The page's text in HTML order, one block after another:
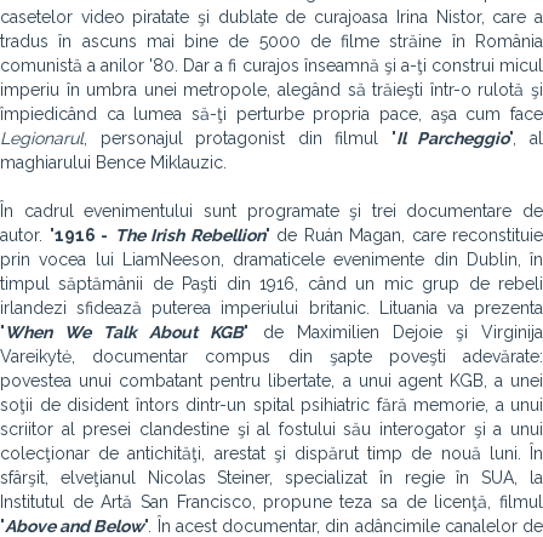
casetelor video piratate şi dublate de curajoasa Irina Nistor, care a
tradus în ascuns mai bine de 5000 de filme străine în România
comunistă a anilor '80. Dar a fi curajos înseamnă şi a-ţi construi micul
imperiu în umbra unei metropole, alegând să trăieşti într-o rulotă şi
împiedicând ca lumea să-ţi perturbe propria pace, aşa cum face
Legionarul, personajul protagonist din filmul "Il Parcheggio", al
maghiarului Bence Miklauzic.
În cadrul evenimentului sunt programate şi trei documentare de
autor. "1916 - The Irish Rebellion" de Ruán Magan, care reconstituie
prin vocea lui LiamNeeson, dramaticele evenimente din Dublin, în
timpul săptămânii de Paşti din 1916, când un mic grup de rebeli
irlandezi sfidează puterea imperiului britanic. Lituania va prezenta
"When We Talk About KGB" de Maximilien Dejoie şi Virginija
Vareikytė, documentar compus din şapte poveşti adevărate:
povestea unui combatant pentru libertate, a unui agent KGB, a unei
soţii de disident întors dintr-un spital psihiatric fără memorie, a unui
scriitor al presei clandestine şi al fostului său interogator şi a unui
colecţionar de antichităţi, arestat şi dispărut timp de nouă luni. În
sfârşit, elveţianul Nicolas Steiner, specializat în regie în SUA, la
Institutul de Artă San Francisco, propune teza sa de licenţă, filmul
"Above and Below". În acest documentar, din adâncimile canalelor de